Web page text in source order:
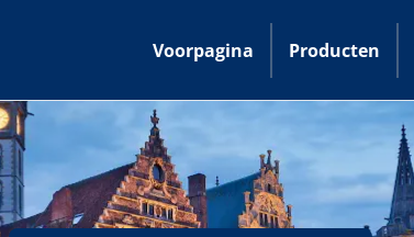
Voorpagina Producten